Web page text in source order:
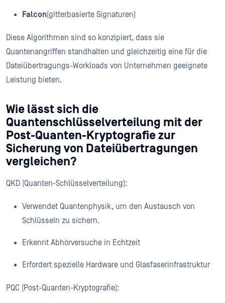
Falcon(gitterbasierte Signaturen)
Diese Algorithmen sind so konzipiert, dass sie
Quantenangriffen standhalten und gleichzeitig eine für die
Dateiübertragungs-Workloads von Unternehmen geeignete
Leistung bieten.
Wie lässt sich die
Quantenschlüsselverteilung mit der
Post-Quanten-Kryptografie zur
Sicherung von Dateiübertragungen
vergleichen?
QKD (Quanten-Schlüsselverteilung):
Verwendet Quantenphysik, um den Austausch von
Schlüsseln zu sichern.
Erkennt Abhörversuche in Echtzeit
Erfordert spezielle Hardware und Glasfaserinfrastruktur
PQC (Post-Quanten-Kryptografie):